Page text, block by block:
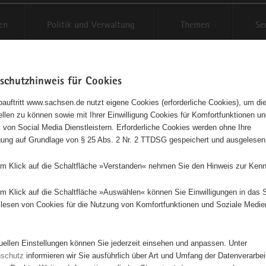
Politik und Verwaltung Themen
auf Karte anzeigen
Initiativen Projekte Nach Alphabet Nach
Suchergebnisse in »Sicherheit, Rettungswesen,
für Cookies
www.sachsen.de nutzt eigene Cookies (erforderliche Cookies), um
zu können sowie mit Ihrer Einwilligung Cookies für Komfortfunktionen
von Social Media Dienstleistern. Erforderliche Cookies werden ohne Ihre
auf Grundlage von § 25 Abs. 2 Nr. 2 TTDSG gespeichert und ausgelesen.
Klick auf die Schaltfläche »Verstanden« nehmen Sie den Hinweis zur
Klick auf die Schaltfläche »Auswählen« können Sie Einwilligungen in das
von Cookies für die Nutzung von Komfortfunktionen und Soziale
Einstellungen können Sie jederzeit einsehen und anpassen. Unter
informieren wir Sie ausführlich über Art und Umfang der